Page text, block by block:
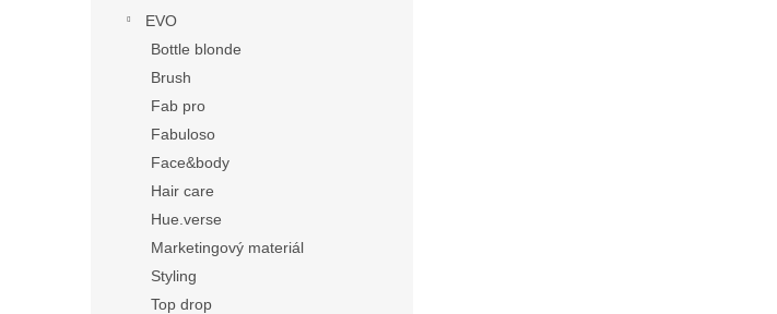
EVO
Bottle blonde
Brush
Fab pro
Fabuloso
Face&body
Hair care
Hue.verse
Marketingový materiál
Styling
Top drop